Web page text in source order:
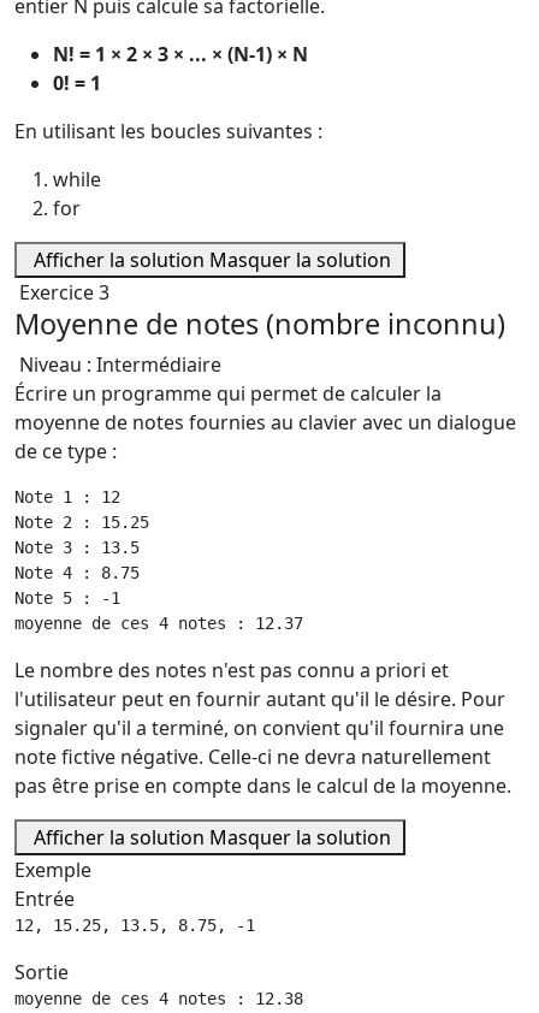
entier N puis calcule sa factorielle.
N! = 1 × 2 × 3 × ... × (N-1) × N
0! = 1
En utilisant les boucles suivantes :
while
for
Afficher la solution Masquer la solution
Exercice 3
Moyenne de notes (nombre inconnu)
Niveau : Intermédiaire
Écrire un programme qui permet de calculer la
moyenne de notes fournies au clavier avec un dialogue
de ce type :
Note 1 : 12
Note 2 : 15.25
Note 3 : 13.5
Note 4 : 8.75
Note 5 : -1
moyenne de ces 4 notes : 12.37
Le nombre des notes n'est pas connu a priori et
l'utilisateur peut en fournir autant qu'il le désire. Pour
signaler qu'il a terminé, on convient qu'il fournira une
note fictive négative. Celle-ci ne devra naturellement
pas être prise en compte dans le calcul de la moyenne.
Afficher la solution Masquer la solution
Exemple
Entrée
12, 15.25, 13.5, 8.75, -1
Sortie
moyenne de ces 4 notes : 12.38